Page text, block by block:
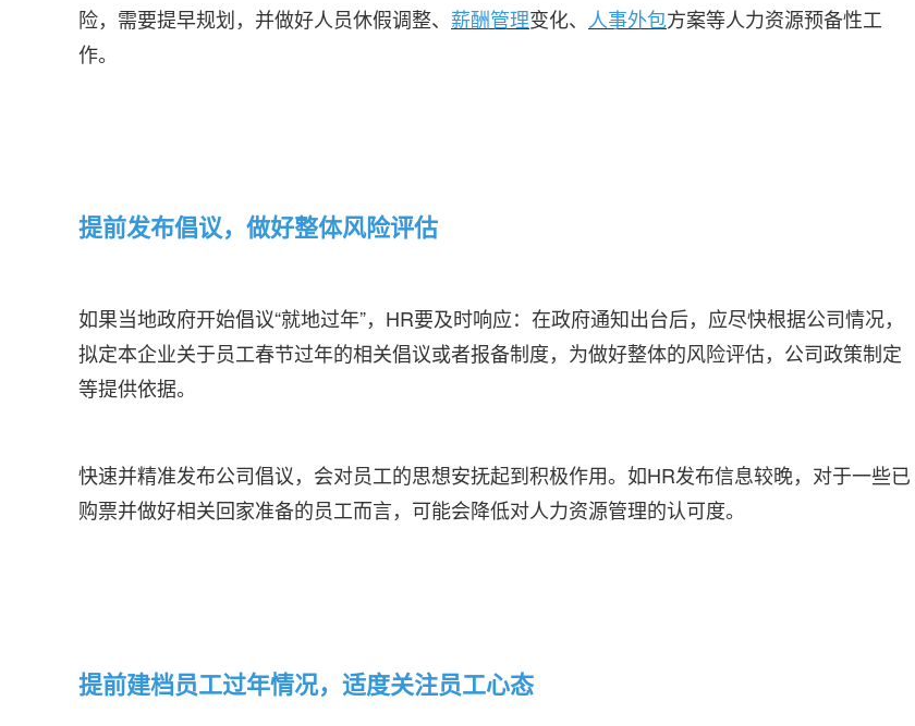
险，需要提早规划，并做好人员休假调整、 薪酬管理变化、 人事外包方案等人力资源预备性工
作。
提前发布倡议，做好整体风险评估
如果当地政府开始倡议“就地过年”，HR要及时响应：在政府通知出台后，应尽快根据公司情况，
拟定本企业关于员工春节过年的相关倡议或者报备制度，为做好整体的风险评估，公司政策制定
等提供依据。
快速并精准发布公司倡议，会对员工的思想安抚起到积极作用。如HR发布信息较晚，对于一些已
购票并做好相关回家准备的员工而言，可能会降低对人力资源管理的认可度。
提前建档员工过年情况，适度关注员工心态